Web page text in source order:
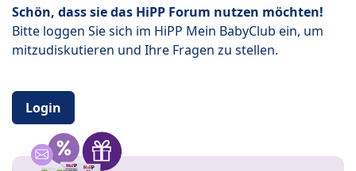
Schön, dass sie das HiPP Forum nutzen möchten!
Bitte loggen Sie sich im HiPP Mein BabyClub ein, um
mitzudiskutieren und Ihre Fragen zu stellen.
Login